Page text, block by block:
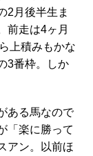
2月後半生ま
前走は4ヶ月
上積みもかな
3番枠。しか
ある馬なので
「楽に勝って
アン。以前ほ